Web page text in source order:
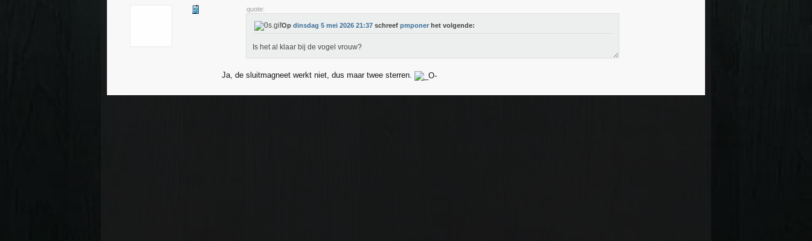
quote:
Op dinsdag 5 mei 2026 21:37 schreef pmponer het volgende:
Is het al klaar bij de vogel vrouw?
Ja, de sluitmagneet werkt niet, dus maar twee sterren.